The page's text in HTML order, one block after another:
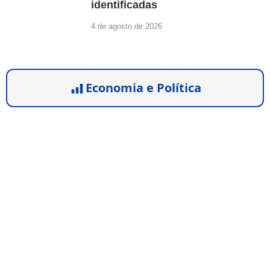
identificadas
4 de agosto de 2026
Economia e Política